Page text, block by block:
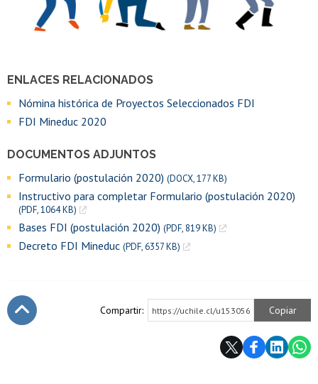
ENLACES RELACIONADOS
Nómina histórica de Proyectos Seleccionados FDI
FDI Mineduc 2020
DOCUMENTOS ADJUNTOS
Formulario (postulación 2020) (DOCX, 177 KB)
Instructivo para completar Formulario (postulación 2020)
(PDF, 1064 KB)
Bases FDI (postulación 2020) (PDF, 819 KB)
Decreto FDI Mineduc (PDF, 6357 KB)
Compartir: https://uchile.cl/u153056 Copiar